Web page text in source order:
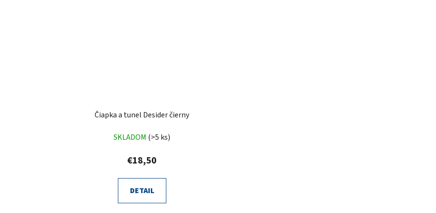
Čiapka a tunel Desider čierny
SKLADOM (>5 ks)
€18,50
DETAIL